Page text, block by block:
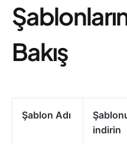
Bakış
Şablon Adı
indirin